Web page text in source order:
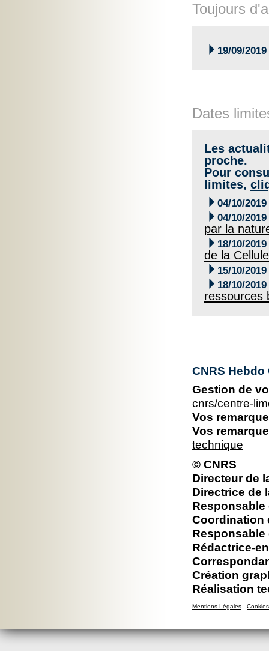
Toujours
 19/09/2019
Dates
Les
proche.
Pour
limites,
 04/10/2019
 04/10/2019
par la
 18/10/2019
de la
 15/10/2019
 18/10/2019
ressources
CNRS
Gestion de
cnrs/centre-
Vos
Vos
technique
© CNRS
Directeur de
Directrice de
Coordination
Rédactrice-
Création
Réalisation
Mentions Légales - Cookies